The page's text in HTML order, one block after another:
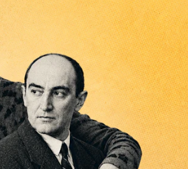
eine pro-russische
könnte zum Game-
werden.
des englischen Originals, das
haben, dass sich Russland
Pariastaat verwandelt,
sein. In Wirklichkeit verhält